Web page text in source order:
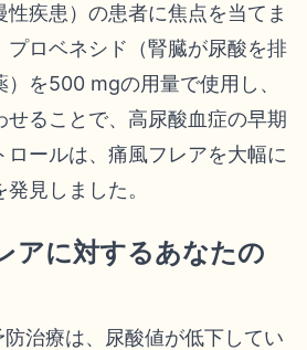
疾患）の患者に焦点を当てま
プロベネシド（腎臓が尿酸を排
を500 mgの用量で使用し、
せることで、高尿酸血症の早期
ロールは、痛風フレアを大幅に
発見しました。
アに対するあなたの
治療は、尿酸値が低下してい